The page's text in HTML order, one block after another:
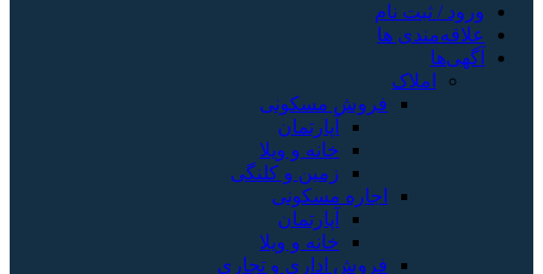
ورود / ثبت نام
علاقه‌مندی ها
آگهی‌ها
املاک
فروش مسکونی
آپارتمان
خانه و ویلا
زمین و کلنگی
اجاره مسکونی
آپارتمان
خانه و ویلا
فروش اداری و تجاری